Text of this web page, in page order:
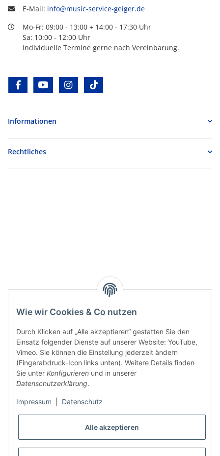
Wie wir Cookies & Co nutzen
Durch Klicken auf „Alle akzeptieren“ gestatten Sie den
Einsatz folgender Dienste auf unserer Website: YouTube,
Vimeo. Sie können die Einstellung jederzeit ändern
(Fingerabdruck-Icon links unten). Weitere Details finden
Sie unter Konfigurieren und in unserer
Datenschutzerklärung.
Impressum Datenschutz
Alle akzeptieren
E-Mail: info@music-service-geiger.de
Mo-Fr: 09:00 - 13:00 + 14:00 - 17:30 Uhr
Sa: 10:00 - 12:00 Uhr
Individuelle Termine gerne nach Vereinbarung.
facebookyoutube instagram
Informationen
Rechtliches